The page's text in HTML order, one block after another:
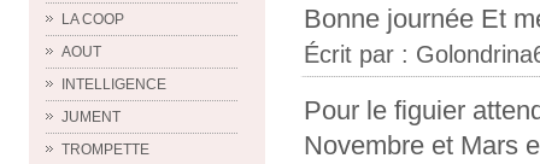
LA COOP
AOUT
INTELLIGENCE
JUMENT
TROMPETTE
Bonne journée Et
Écrit par :
Pour le figuier
Novembre et Mars